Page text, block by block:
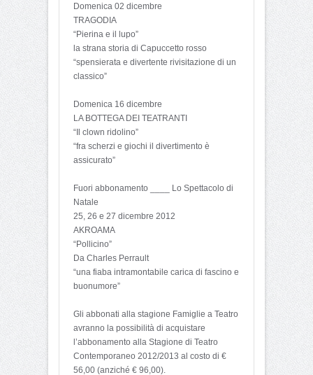
Domenica 02 dicembre
TRAGODIA
“Pierina e il lupo”
la strana storia di Capuccetto rosso
“spensierata e divertente rivisitazione di un
classico”
Domenica 16 dicembre
LA BOTTEGA DEI TEATRANTI
“Il clown ridolino”
“fra scherzi e giochi il divertimento è
assicurato”
Fuori abbonamento ____ Lo Spettacolo di
Natale
25, 26 e 27 dicembre 2012
AKROAMA
“Pollicino”
Da Charles Perrault
“una fiaba intramontabile carica di fascino e
buonumore”
Gli abbonati alla stagione Famiglie a Teatro
avranno la possibilità di acquistare
l’abbonamento alla Stagione di Teatro
Contemporaneo 2012/2013 al costo di €
56,00 (anziché € 96,00).